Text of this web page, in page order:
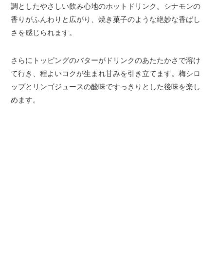
調としたやさしい飲み心地のホットドリンク。シナモンの
香りがふんわりと広がり、焼き菓子のような絶妙な香ばし
さを感じられます。
さらにトッピングのバターがドリンクのあたたかさで溶け
て行き、程よいコクが生まれ甘みを引き立てます。梅シロ
ップとリンゴジュースの酸味ですっきりとした後味を楽し
めます。